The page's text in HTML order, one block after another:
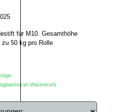
für M10. Gesamthöhe
50 kg pro Rolle
im Warenkorb